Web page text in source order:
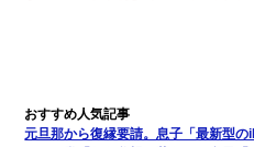
元旦那から復縁要請。息子「最新型